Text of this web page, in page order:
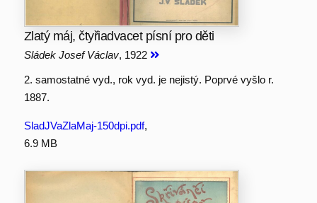
Zlatý máj, čtyřiadvacet písní pro děti
Sládek Josef Václav, 1922
2. samostatné vyd., rok vyd. je nejistý. Poprvé vyšlo r.
1887.
SladJVaZlaMaj-150dpi.pdf,
6.9 MB